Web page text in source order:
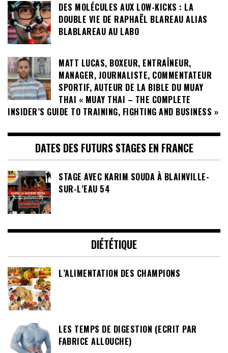
DES MOLÉCULES AUX LOW-KICKS : LA
DOUBLE VIE DE RAPHAËL BLAREAU ALIAS
BLABLAREAU AU LABO
MATT LUCAS, BOXEUR, ENTRAÎNEUR,
MANAGER, JOURNALISTE, COMMENTATEUR
SPORTIF, AUTEUR DE LA BIBLE DU MUAY
THAI « MUAY THAI – THE COMPLETE
INSIDER’S GUIDE TO TRAINING, FIGHTING AND BUSINESS »
DATES DES FUTURS STAGES EN FRANCE
STAGE AVEC KARIM SOUDA À BLAINVILLE-
SUR-L’EAU 54
DIÉTÉTIQUE
L’ALIMENTATION DES CHAMPIONS
LES TEMPS DE DIGESTION (ECRIT PAR
FABRICE ALLOUCHE)